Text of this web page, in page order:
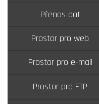
Přenos dat
Prostor pro web
Prostor pro e-mail
Prostor pro FTP